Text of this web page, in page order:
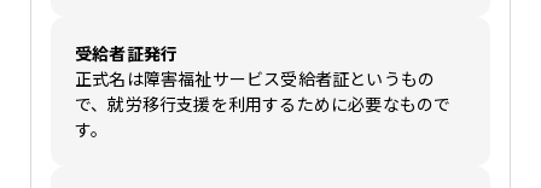
受給者証発行
正式名は障害福祉サービス受給者証というもの
で、就労移行支援を利用するために必要なもので
す。